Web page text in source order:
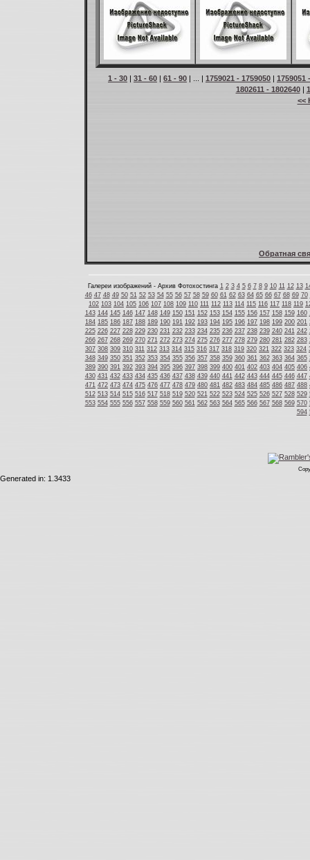
1 - 30 | 31 - 60 | 61 - 90 | ... | 1759021 - 1759050 | 1759051
1802611 - 1802640|
<<
Обратная
Галереи изображений - Архив Фотохостинга 1 2 3 4 5 6 7 8 9 10 11 12 13
46 47 48 49 50 51 52 53 54 55 56 57 58 59 60 61 62 63 64 65 66 67 68 69 70
102 103 104 105 106 107 108 109 110 111 112 113 114 115 116 117 118 119
143 144 145 146 147 148 149 150 151 152 153 154 155 156 157 158 159 160
184 185 186 187 188 189 190 191 192 193 194 195 196 197 198 199 200 201
225 226 227 228 229 230 231 232 233 234 235 236 237 238 239 240 241 242
266 267 268 269 270 271 272 273 274 275 276 277 278 279 280 281 282 283
307 308 309 310 311 312 313 314 315 316 317 318 319 320 321 322 323 324
348 349 350 351 352 353 354 355 356 357 358 359 360 361 362 363 364 365
389 390 391 392 393 394 395 396 397 398 399 400 401 402 403 404 405 406
430 431 432 433 434 435 436 437 438 439 440 441 442 443 444 445 446 447
471 472 473 474 475 476 477 478 479 480 481 482 483 484 485 486 487 488
512 513 514 515 516 517 518 519 520 521 522 523 524 525 526 527 528 529
553 554 555 556 557 558 559 560 561 562 563 564 565 566 567 568 569 570
594
Generated in: 1.3433